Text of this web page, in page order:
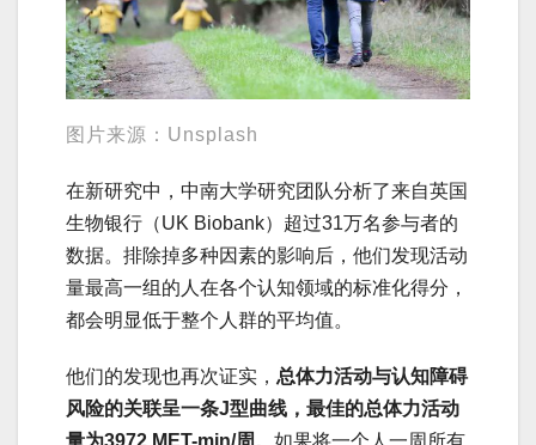
图片来源：Unsplash
在新研究中，中南大学研究团队分析了来自英国
生物银行（UK Biobank）超过31万名参与者的
数据。排除掉多种因素的影响后，他们发现活动
量最高一组的人在各个认知领域的标准化得分，
都会明显低于整个人群的平均值。
他们的发现也再次证实， 总体力活动与认知障碍
风险的关联呈一条J型曲线，最佳的总体力活动
量为3972 MET-min/周 。如果将一个人一周所有